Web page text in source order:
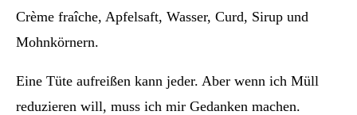
Crème fraîche, Apfelsaft, Wasser, Curd, Sirup und
Mohnkörnern.
Eine Tüte aufreißen kann jeder. Aber wenn ich Müll
reduzieren will, muss ich mir Gedanken machen.